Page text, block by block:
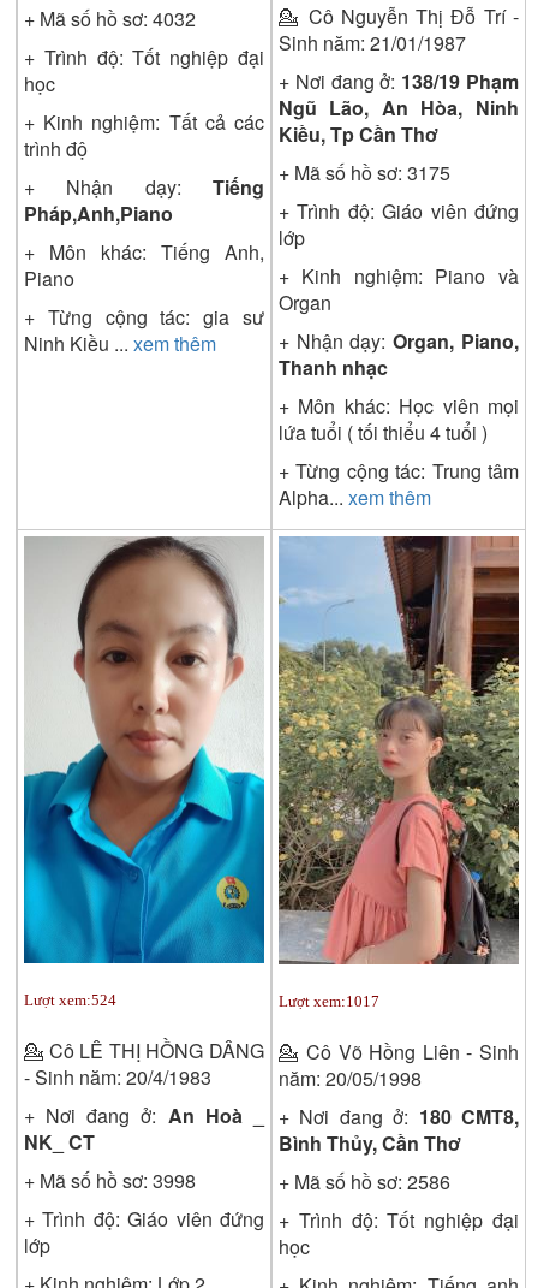
+ Mã số hồ sơ: 4032
+ Trình độ:Tốt nghiệp đại
học
+ Kinh nghiệm: Tất cả các
trình độ
+ Nhận dạy: Tiếng
Pháp,Anh,Piano
+ Môn khác: Tiếng Anh,
Piano
+ Từng cộng tác: gia sư
Ninh Kiều ... xem thêm
💁 Cô Nguyễn Thị Đỗ Trí -
Sinh năm: 21/01/1987
+ Nơi đang ở: 138/19 Phạm
Ngũ Lão, An Hòa, Ninh
Kiều, Tp Cần Thơ
+ Mã số hồ sơ: 3175
+ Trình độ:Giáo viên đứng
lớp
+ Kinh nghiệm: Piano và
Organ
+ Nhận dạy:Organ, Piano,
Thanh nhạc
+ Môn khác: Học viên mọi
lứa tuổi ( tối thiểu 4 tuổi )
+ Từng cộng tác: Trung tâm
Alpha... xem thêm
Lượt xem:524
💁 Cô LÊ THỊ HỒNG DÂNG
- Sinh năm: 20/4/1983
+ Nơi đang ở: An Hoà _
NK_ CT
+ Mã số hồ sơ: 3998
+ Trình độ:Giáo viên đứng
lớp
Lượt xem:1017
💁Cô Võ Hồng Liên - Sinh
năm: 20/05/1998
+ Nơi đang ở: 180 CMT8,
Bình Thủy, Cần Thơ
+ Mã số hồ sơ: 2586
+ Trình độ:Tốt nghiệp đại
học